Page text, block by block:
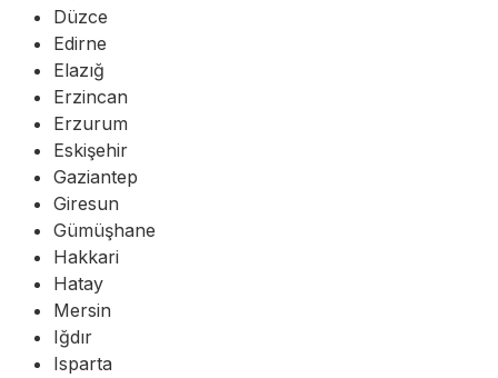
Düzce
Edirne
Elazığ
Erzincan
Erzurum
Eskişehir
Gaziantep
Giresun
Gümüşhane
Hakkari
Hatay
Mersin
Iğdır
Isparta